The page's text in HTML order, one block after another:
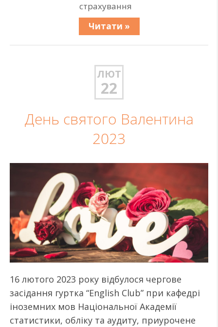
страхування
Читати »
ЛЮТ
22
День святого Валентина
2023
16 лютого 2023 року відбулося чергове
засідання гуртка “English Club” при кафедрі
іноземних мов Національної Академії
статистики, обліку та аудиту, приурочене